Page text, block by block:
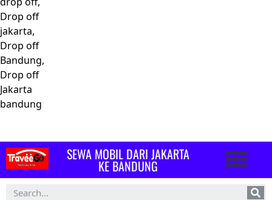
Drop off
jakarta,
Drop off
Bandung,
Drop off
Jakarta
bandung
SEWA MOBIL DARI JAKARTA
KE BANDUNG